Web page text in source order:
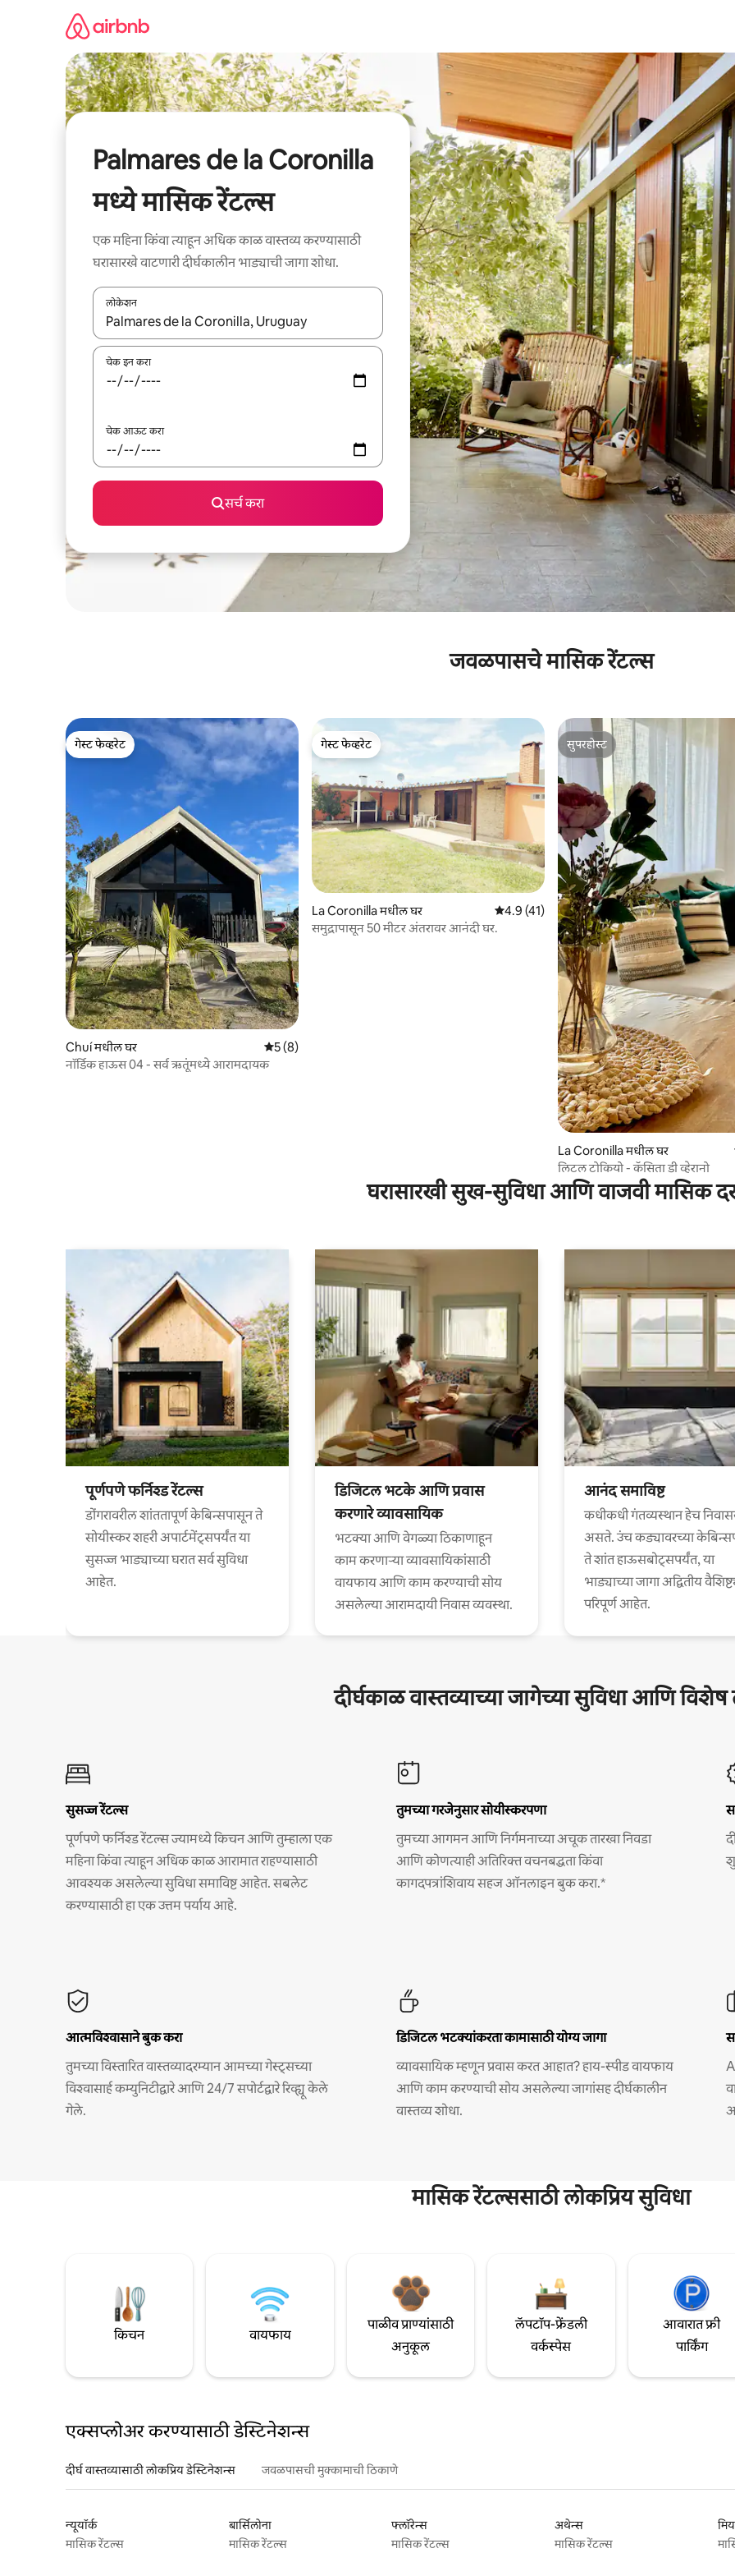
Palmares de la Coronilla
मध्ये मासिक रेंटल्स
एक महिना किंवा त्याहून अधिक काळ वास्तव्य करण्यासाठी
घरासारखे वाटणारी दीर्घकालीन भाड्याची जागा शोधा.
लोकेशन
जेव्हा परिणाम उपलब्ध असतील, तेव्हा वरच्या आणि खाली बाणांच्या किजसह नेव्हिगेट करा किंवा स्पर्शाने स्वाइप जेश्चर्स वापरून एक्सप्लोर करा.
चेक इन करा
चेक आऊट करा
सर्च करा
जवळपासचे मासिक रेंटल्स
गेस्ट फेव्हरेट
गेस्ट फेव्हरेट
Chuí मधील घर 5 पैकी 5 सरासरी रेटिंग, 8 रिव्ह्यूज
5 (8)
नॉर्डिक हाऊस 04 - सर्व ऋतूंमध्ये आरामदायक
गेस्ट फेव्हरेट
गेस्ट फेव्हरेट
La Coronilla मधील घर 5 पैकी 4.9 सरासरी रेटिंग, 41 रिव्ह्यूज
4.9 (41)
समुद्रापासून 50 मीटर अंतरावर आनंदी घर.
सुपरहोस्ट
सुपरहोस्ट
La Coronilla मधील घर
लिटल टोकियो - कॅसिता डी व्हेरानो
घरासारखी सुख-सुविधा आणि वाजवी मासिक
पूर्णपणे फर्निश्ड रेंटल्स
डोंगरावरील शांततापूर्ण केबिन्सपासून ते
सोयीस्कर शहरी अपार्टमेंट्सपर्यंत या
सुसज्ज भाड्याच्या घरात सर्व सुविधा
आहेत.
डिजिटल भटके आणि प्रवास
करणारे व्यावसायिक
भटक्या आणि वेगळ्या ठिकाणाहून
काम करणाऱ्या व्यावसायिकांसाठी
वायफाय आणि काम करण्याची सोय
असलेल्या आरामदायी निवास व्यवस्था.
आनंद समाविष्ट
कधीकधी गंतव्यस्थान हेच
असते. उंच कड्यावरच्या
ते शांत हाऊसबोट्सपर्यंत, या
भाड्याच्या जागा अद्वितीय
परिपूर्ण आहेत.
दीर्घकाळ वास्तव्याच्या जागेच्या सुविधा आणि
सुसज्ज रेंटल्स
पूर्णपणे फर्निश्ड रेंटल्स ज्यामध्ये किचन आणि तुम्हाला एक
महिना किंवा त्याहून अधिक काळ आरामात राहण्यासाठी
आवश्यक असलेल्या सुविधा समाविष्ट आहेत. सबलेट
करण्यासाठी हा एक उत्तम पर्याय आहे.
तुमच्या गरजेनुसार सोयीस्करपणा
तुमच्या आगमन आणि निर्गमनाच्या अचूक तारखा निवडा
आणि कोणत्याही अतिरिक्त वचनबद्धता किंवा
कागदपत्रांशिवाय सहज ऑनलाइन बुक करा.*
आत्मविश्वासाने बुक करा
तुमच्या विस्तारित वास्तव्यादरम्यान आमच्या गेस्ट्सच्या
विश्वासार्ह कम्युनिटीद्वारे आणि 24/7 सपोर्टद्वारे रिव्ह्यू केले
गेले.
डिजिटल भटक्यांकरता कामासाठी योग्य जागा
व्यावसायिक म्हणून प्रवास करत आहात? हाय-स्पीड वायफाय
आणि काम करण्याची सोय असलेल्या जागांसह दीर्घकालीन
वास्तव्य शोधा.
मासिक रेंटल्ससाठी लोकप्रिय सुविधा
किचन वायफाय
पाळीव प्राण्यांसाठी
अनुकूल
लॅपटॉप-फ्रेंडली
वर्कस्पेस
आवारात फ्री
पार्किंग
एक्सप्लोअर करण्यासाठी डेस्टिनेशन्स
दीर्घ वास्तव्यासाठी लोकप्रिय डेस्टिनेशन्स जवळपासची मुक्कामाची ठिकाणे
न्यूयॉर्क
मासिक रेंटल्स
बार्सिलोना
मासिक रेंटल्स
फ्लॉरेन्स
मासिक रेंटल्स
अथेन्स
मासिक रेंटल्स